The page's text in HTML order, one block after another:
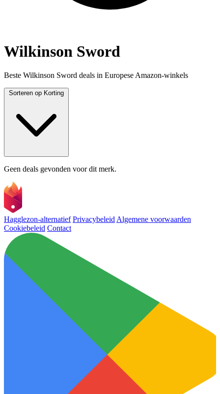
Wilkinson Sword
Beste Wilkinson Sword deals in Europese Amazon-winkels
Sorteren op Korting
Geen deals gevonden voor dit merk.
Hagglezon-alternatief Privacybeleid Algemene voorwaarden
Cookiebeleid Contact